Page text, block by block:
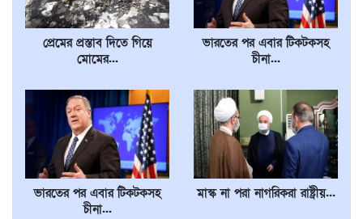
প্রেমের প্রস্তাব দিতে গিয়ে
মোমের...
ভারতের পর এবার টিকটকসহ
চীনা...
ভারতের পর এবার টিকটকসহ
চীনা...
মাস্ক না পরা নাগরিকরা রাষ্ট্রীয়...